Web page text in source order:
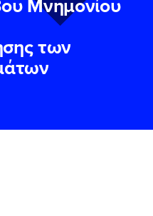
των
τόπου του
της Βουλευτού
τόπου του
της Βουλευτού